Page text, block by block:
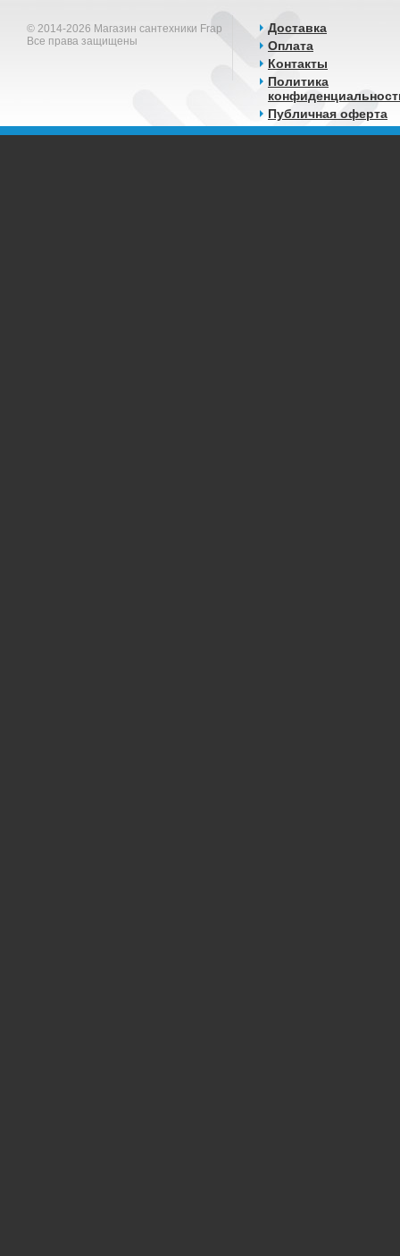
© 2014-2026 Магазин сантехники Frap
Все права защищены
Доставка
Оплата
Контакты
Политика
Публичная оферта